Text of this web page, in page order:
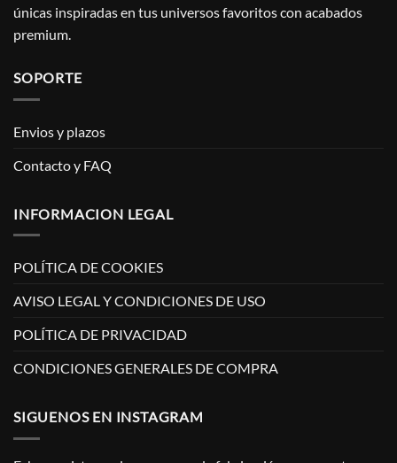
únicas inspiradas en tus universos favoritos con acabados
premium.
SOPORTE
Envios y plazos
Contacto y FAQ
INFORMACION LEGAL
POLÍTICA DE COOKIES
AVISO LEGAL Y CONDICIONES DE USO
POLÍTICA DE PRIVACIDAD
CONDICIONES GENERALES DE COMPRA
SIGUENOS EN INSTAGRAM